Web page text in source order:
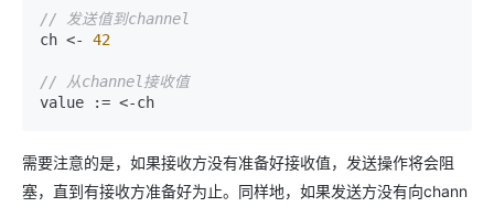
// 发送值到channel
ch <- 42
// 从channel接收值
需要注意的是，如果接收方没有准备好接收值，发送操作将会阻
塞，直到有接收方准备好为止。同样地，如果发送方没有向chann